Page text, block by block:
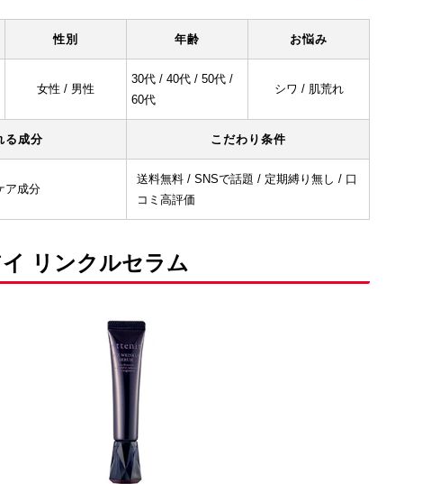
性別
女性 / 男性
年齢
30代 / 40代 / 50代 /
60代
お悩み
シワ / 肌荒れ
る成分
ア成分
こだわり条件
送料無料 / SNSで話題 / 定期縛り無し / 口
コミ高評価
リンクルセラム